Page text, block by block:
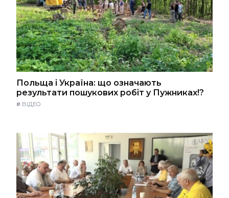
Польща і Україна: що означають
результати пошукових робіт у Пужниках!?
# ВІДЕО